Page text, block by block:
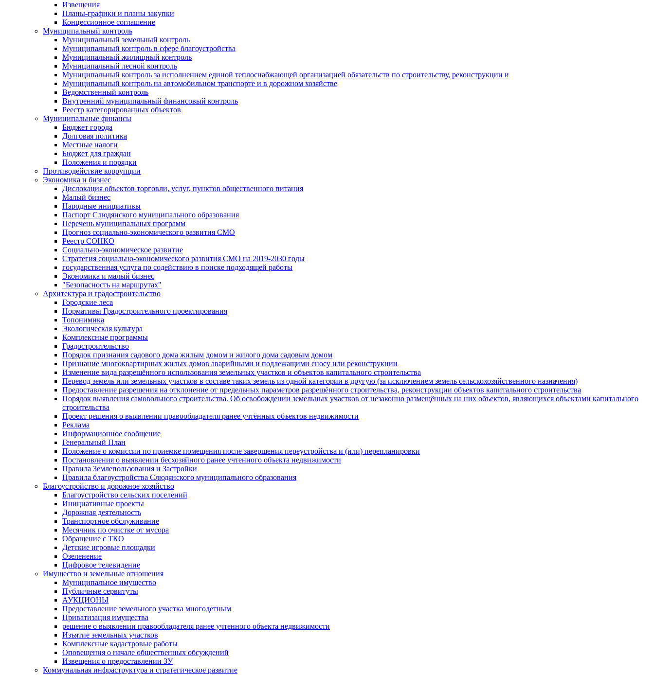
Извещения
Планы-графики и планы закупки
Концессионное соглашение
Муниципальный контроль
Муниципальный земельный контроль
Муниципальный контроль в сфере благоустройства
Муниципальный жилищный контроль
Муниципальный лесной контроль
Муниципальный контроль за исполнением единой теплоснабжающей организацией обязательств по строительству, реконструкции и
Муниципальный контроль на автомобильном транспорте и в дорожном хозяйстве
Ведомственный контроль
Внутренний муниципальный финансовый контроль
Реестр категорированных объектов
Муниципальные финансы
Бюджет города
Долговая политика
Местные налоги
Бюджет для граждан
Положения и порядки
Противодействие коррупции
Экономика и бизнес
Дислокация объектов торговли, услуг, пунктов общественного питания
Малый бизнес
Народные инициативы
Паспорт Слюдянского муниципального образования
Перечень муниципальных программ
Прогноз социально-экономического развития СМО
Реестр СОНКО
Социально-экономическое развитие
Стратегия социально-экономического развития СМО на 2019-2030 годы
государственная услуга по содействию в поиске подходящей работы
Экономика и малый бизнес
"Безопасность на маршрутах"
Архитектура и градостроительство
Городские леса
Нормативы Градостроительного проектирования
Топонимика
Экологическая культура
Комплексные программы
Градостроительство
Порядок признания садового дома жилым домом и жилого дома садовым домом
Признание многоквартирных жилых домов аварийными и подлежащими сносу или реконструкции
Изменение вида разрешённого использования земельных участков и объектов капитального строительства
Перевод земель или земельных участков в составе таких земель из одной категории в другую (за исключением земель сельскохозяйственного назначения)
Предоставление разрешения на отклонение от предельных параметров разрешённого строительства, реконструкции объектов капитального строительства
Порядок выявления самовольного строительства. Об освобождении земельных участков от незаконно размещённых на них объектов, являющихся объектами капитального
строительства
Проект решения о выявлении правообладателя ранее учтённых объектов недвижимости
Реклама
Информационное сообщение
Генеральный План
Положение о комиссии по приемке помещения после завершения переустройства и (или) перепланировки
Постановления о выявлении бесхозяйного ранее учтенного объекта недвижимости
Правила Землепользования и Застройки
Правила благоустройства Слюдянского муниципального образования
Благоустройство и дорожное хозяйство
Благоустройство сельских поселений
Инициативные проекты
Дорожная деятельность
Транспортное обслуживание
Месячник по очистке от мусора
Обращение с ТКО
Детские игровые площадки
Озеленение
Цифровое телевидение
Имущество и земельные отношения
Муниципальное имущество
Публичные сервитуты
АУКЦИОНЫ
Предоставление земельного участка многодетным
Приватизация имущества
решение о выявлении правообладателя ранее учтенного объекта недвижимости
Изъятие земельных участков
Комплексные кадастровые работы
Оповещения о начале общественных обсуждений
Извещения о предоставлении ЗУ
Коммунальная инфраструктура и стратегическое развитие